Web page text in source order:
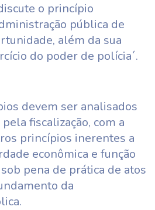
o princípio
pública de
além da sua
do poder de polícia´.
devem ser analisados
fiscalização, com a
princípios inerentes a
econômica e função
pena de prática de atos
da